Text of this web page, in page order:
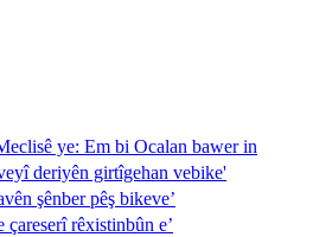
ye: Em bi Ocalan bawer in
deriyên girtîgehan vebike'
şênber pêş bikeve’
çareserî rêxistinbûn e’